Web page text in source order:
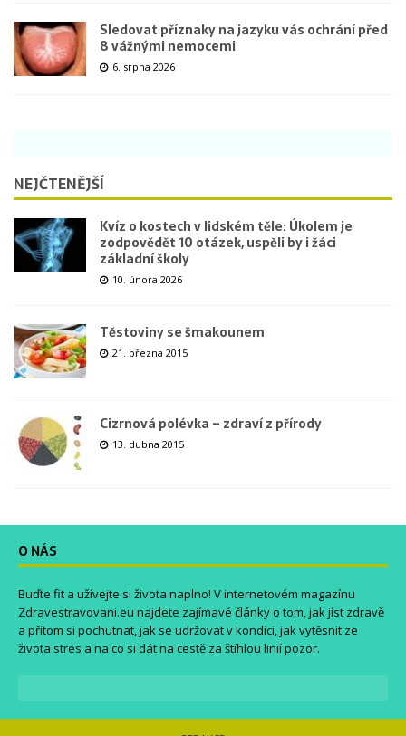
Sledovat příznaky na jazyku vás ochrání před
8 vážnými nemocemi
6. srpna 2026
NEJČTENĚJŠÍ
Kvíz o kostech v lidském těle: Úkolem je
zodpovědět 10 otázek, uspěli by i žáci
základní školy
10. února 2026
Těstoviny se šmakounem
21. března 2015
Cizrnová polévka – zdraví z přírody
13. dubna 2015
O NÁS
Buďte fit a užívejte si života naplno! V internetovém magazínu
Zdravestravovani.eu najdete zajímavé články o tom, jak jíst zdravě
a přitom si pochutnat, jak se udržovat v kondici, jak vytěsnit ze
života stres a na co si dát na cestě za štíhlou linií pozor.